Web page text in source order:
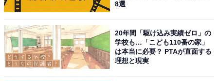
8選
20年間「駆け込み実績ゼロ」の
学校も…「こども110番の家」
は本当に必要？ PTAが直面する
理想と現実